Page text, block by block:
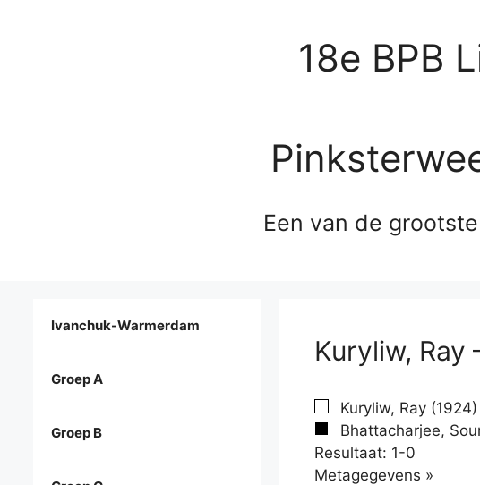
18e BPB
Een van de
Kuryliw, Ray
Kuryliw, Ray (1924)
Bhattacharjee,
Resultaat: 1-0
Metagegevens »
Ivanchuk-Warmerdam
Groep A
Groep B